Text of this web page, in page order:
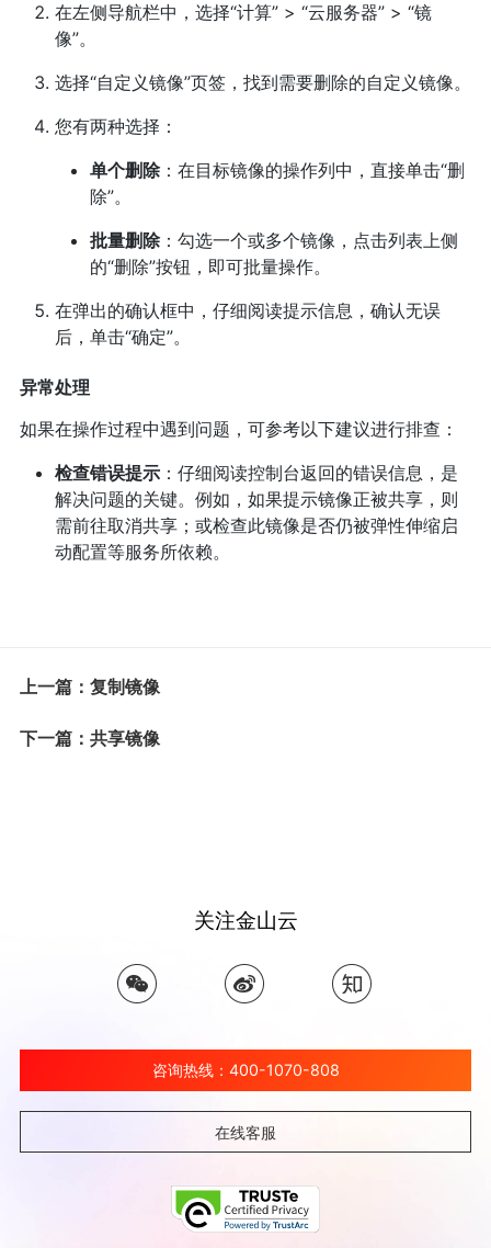
在左侧导航栏中，选择“计算” > “云服务器” > “镜
像”。
选择“自定义镜像”页签，找到需要删除的自定义镜像。
您有两种选择：
单个删除：在目标镜像的操作列中，直接单击“删
除”。
批量删除：勾选一个或多个镜像，点击列表上侧
的“删除”按钮，即可批量操作。
在弹出的确认框中，仔细阅读提示信息，确认无误
后，单击“确定”。
异常处理
如果在操作过程中遇到问题，可参考以下建议进行排查：
检查错误提示：仔细阅读控制台返回的错误信息，是
解决问题的关键。例如，如果提示镜像正被共享，则
需前往取消共享；或检查此镜像是否仍被弹性伸缩启
动配置等服务所依赖。
上一篇：复制镜像
下一篇：共享镜像
关注金山云
咨询热线：400-1070-808
在线客服